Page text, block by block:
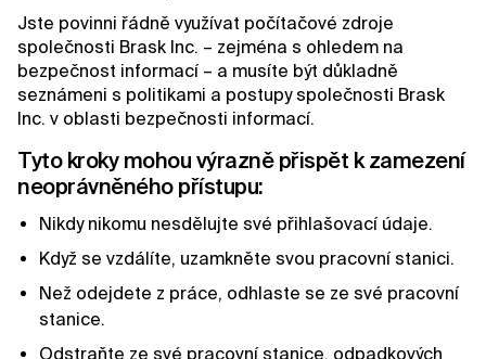
Jste povinni řádně využívat počítačové zdroje
společnosti Brask Inc. – zejména s ohledem na
bezpečnost informací – a musíte být důkladně
seznámeni s politikami a postupy společnosti Brask
Inc. v oblasti bezpečnosti informací.
Tyto kroky mohou výrazně přispět k zamezení
neoprávněného přístupu:
Nikdy nikomu nesdělujte své přihlašovací údaje.
Když se vzdálíte, uzamkněte svou pracovní stanici.
Než odejdete z práce, odhlaste se ze své pracovní
stanice.
Odstraňte ze své pracovní stanice, odpadkových